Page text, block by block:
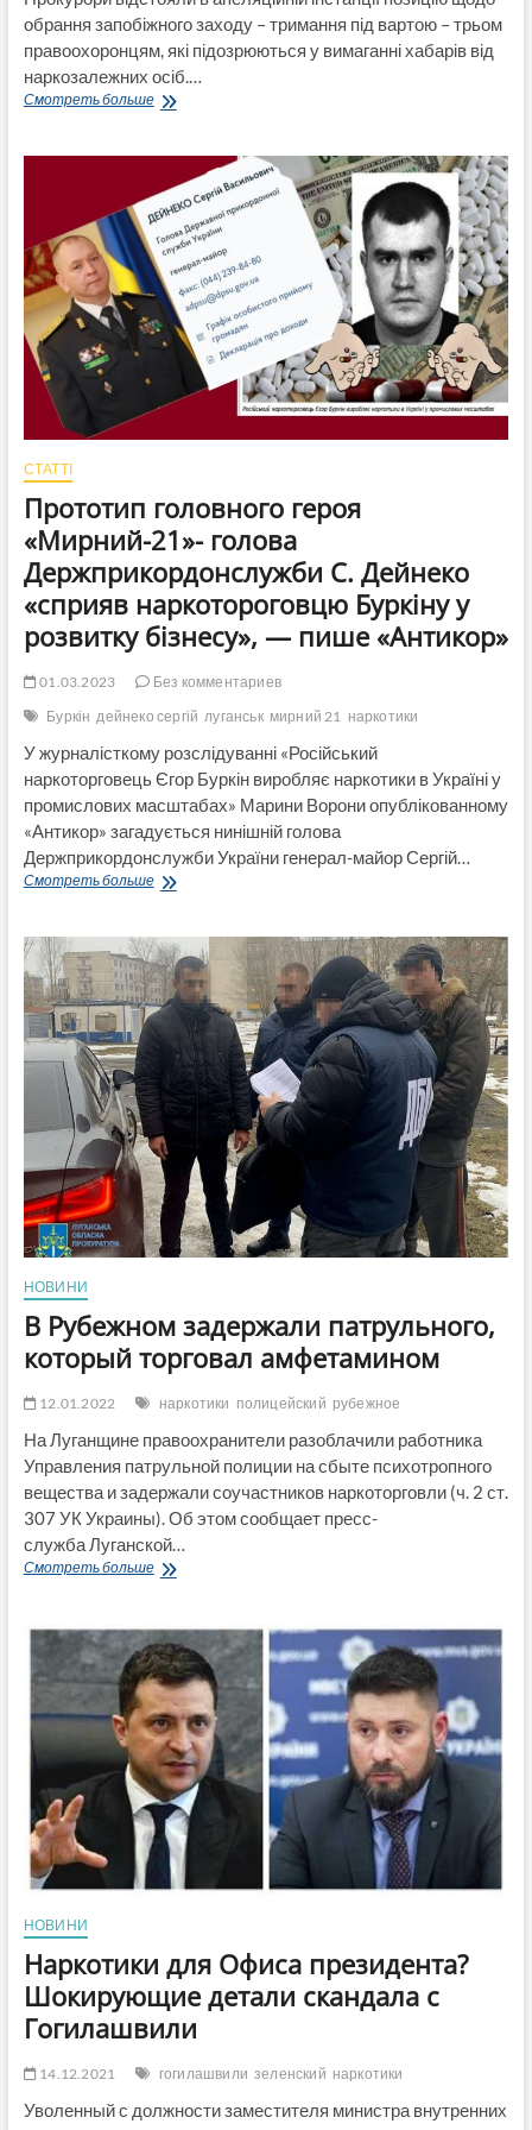
обрання запобіжного заходу – тримання під вартою – трьом
правоохоронцям, які підозрюються у вимаганні хабарів від
наркозалежних осіб.…
Смотреть большеУ
поліцейських
з
Луганщини,
які
вимагали
хабарі
від
наркозалежних
СТАТТІ
Прототип головного героя
«Мирний-21»- голова
Держприкордонслужби С. Дейнеко
«сприяв наркотороговцю Буркіну у
розвитку бізнесу», — пише «Антикор»
01.03.2023
Без комментариев
Буркін дейнеко сергій луганськ мирний 21 наркотики
У журналісткому розслідуванні «Російський
наркоторговець Єгор Буркін виробляє наркотики в Україні у
промислових масштабах» Марини Ворони опублікованному
«Антикор» загадується нинішній голова
Держприкордонслужби України генерал-майор Сергій…
Смотреть большеПрототип
«Мирний-21»-
голова
Держприкордонслужби
С.
Дейнеко
«сприяв
наркотороговцю
Буркіну
у
розвитку
бізнесу»,
—
пише
«Антикор»
НОВИНИ
В Рубежном задержали патрульного,
который торговал амфетамином
12.01.2022 наркотики полицейский рубежное
На Луганщине правоохранители разоблачили работника
Управления патрульной полиции на сбыте психотропного
вещества и задержали соучастников наркоторговли (ч. 2 ст.
307 УК Украины). Об этом сообщает пресс-
служба Луганской…
Смотреть большеВ
патрульного,
который
торговал
амфетамином
НОВИНИ
Наркотики для Офиса президента?
Шокирующие детали скандала с
Гогилашвили
14.12.2021 гогилашвили зеленский наркотики
Уволенный с должности заместителя министра внутренних